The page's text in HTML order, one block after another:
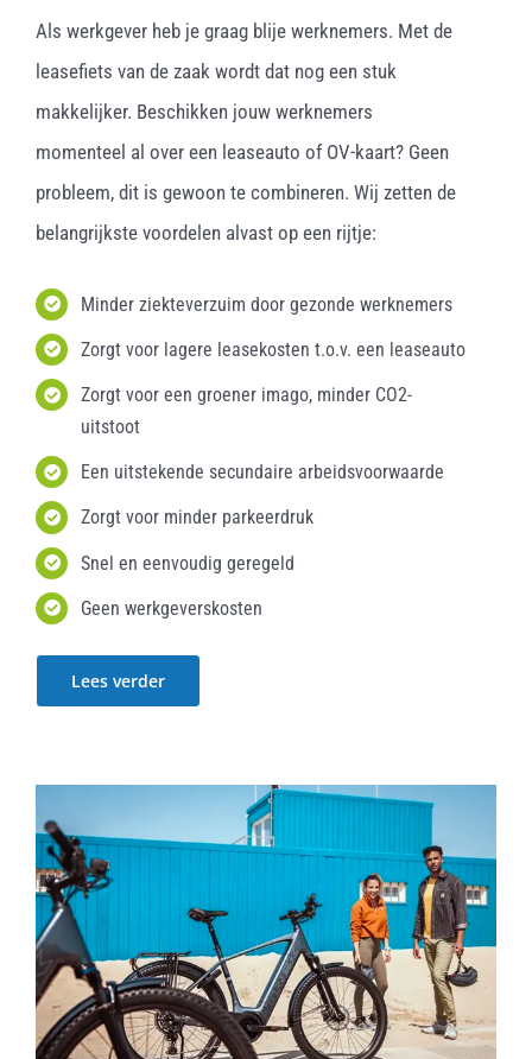
Als werkgever heb je graag blije werknemers. Met de
leasefiets van de zaak wordt dat nog een stuk
makkelijker. Beschikken jouw werknemers
momenteel al over een leaseauto of OV-kaart? Geen
probleem, dit is gewoon te combineren. Wij zetten de
belangrijkste voordelen alvast op een rijtje:
Minder ziekteverzuim door gezonde werknemers
Zorgt voor lagere leasekosten t.o.v. een leaseauto
Zorgt voor een groener imago, minder CO2-
uitstoot
Een uitstekende secundaire arbeidsvoorwaarde
Zorgt voor minder parkeerdruk
Snel en eenvoudig geregeld
Geen werkgeverskosten
Lees verder